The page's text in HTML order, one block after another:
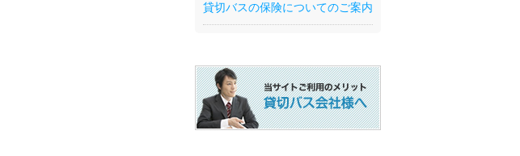
貸切バスの保険についてのご案内